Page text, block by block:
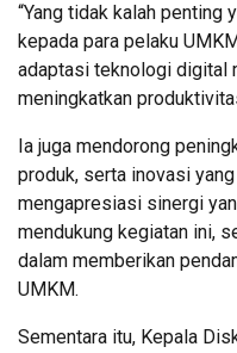
“Yang tidak kalah penting
kepada para pelaku
adaptasi teknologi digital
meningkatkan
Ia juga mendorong
produk, serta inovasi
mengapresiasi sinergi
mendukung kegiatan ini,
dalam memberikan
UMKM.
Sementara itu, Kepala